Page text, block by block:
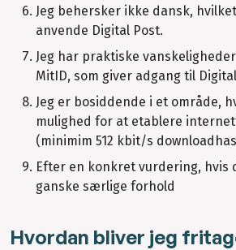
Jeg behersker ikke dansk,
anvende Digital Post.
Jeg har praktiske
MitID, som giver adgang til
Jeg er bosiddende i et område,
mulighed for at etablere
(minimim 512 kbit/s
Efter en konkret vurdering, hvis
ganske særlige forhold
Hvordan bliver jeg